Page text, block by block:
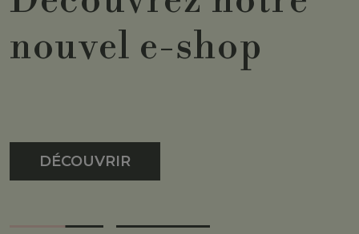
nouvel e-shop
DÉCOUVRIR
confiance pour le
EN SAVOIR PLUS